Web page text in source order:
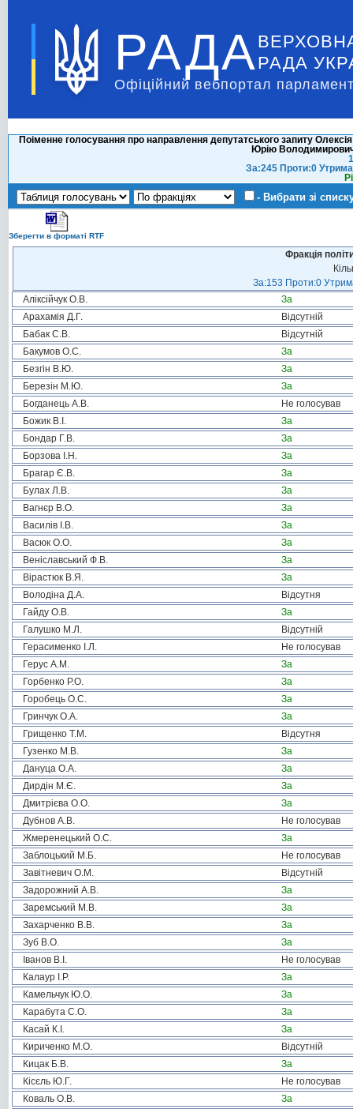
РАДА РАДА
Офіційний вебпортал
Поіменне голосування про направлення депутатського запиту
Юрію
За:245 Проти:0
- Вибрати зі
Зберегти в форматі RTF
Фракція
За:153 Проти:0
Аліксійчук О.В.
За
Арахамія Д.Г.
Відсутній
Бабак С.В.
Відсутній
Бакумов О.С.
За
Безгін В.Ю.
За
Березін М.Ю.
За
Богданець А.В.
Не голосував
Божик В.І.
За
Бондар Г.В.
За
Борзова І.Н.
За
Брагар Є.В.
За
Булах Л.В.
За
Вагнєр В.О.
За
Василів І.В.
За
Васюк О.О.
За
Веніславський Ф.В.
За
Вірастюк В.Я.
За
Володіна Д.А.
Відсутня
Гайду О.В.
За
Галушко М.Л.
Відсутній
Герасименко І.Л.
Не голосував
Герус А.М.
За
Горбенко Р.О.
За
Горобець О.С.
За
Гринчук О.А.
За
Грищенко Т.М.
Відсутня
Гузенко М.В.
За
Дануца О.А.
За
Дирдін М.Є.
За
Дмитрієва О.О.
За
Дубнов А.В.
Не голосував
Жмеренецький О.С.
За
Заблоцький М.Б.
Не голосував
Завітневич О.М.
Відсутній
Задорожний А.В.
За
Заремський М.В.
За
Захарченко В.В.
За
Зуб В.О.
За
Іванов В.І.
Не голосував
Калаур І.Р.
За
Камельчук Ю.О.
За
Карабута С.О.
За
Касай К.І.
За
Кириченко М.О.
Відсутній
Кицак Б.В.
За
Кісєль Ю.Г.
Не голосував
Коваль О.В.
За